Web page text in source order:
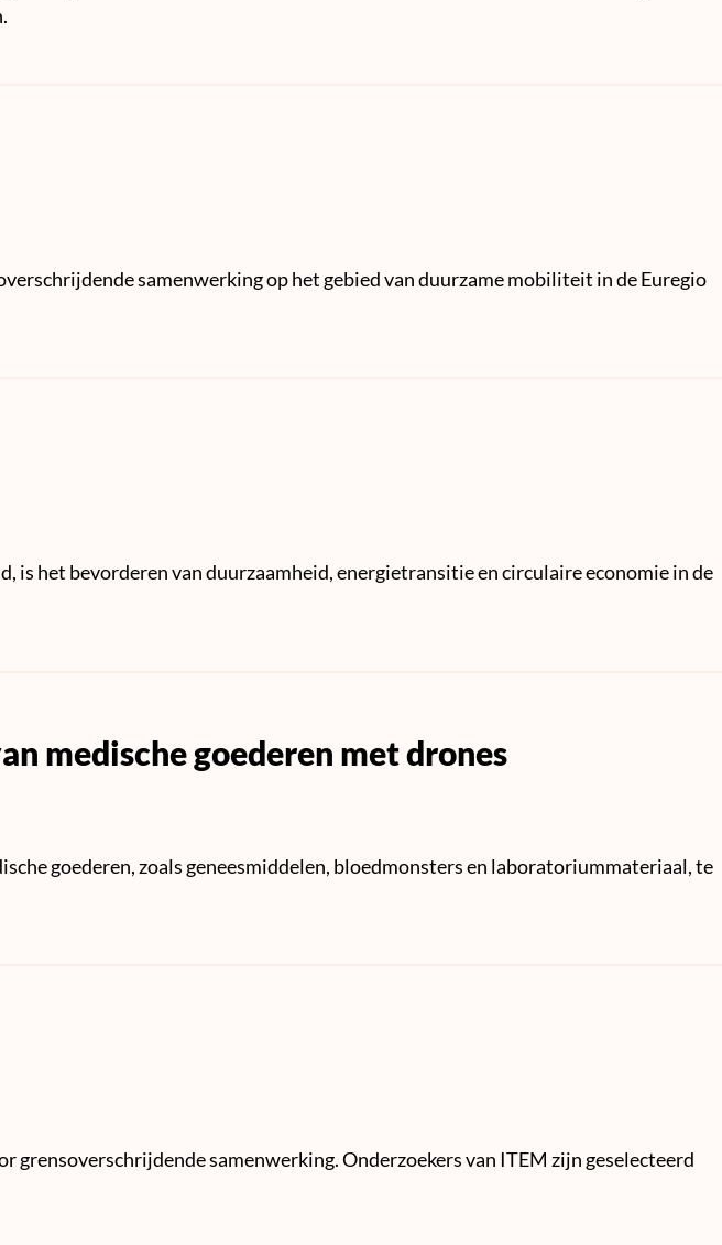
samenwerking op het gebied van duurzame mobiliteit in de Euregio
is het bevorderen van duurzaamheid, energietransitie en circulaire economie in de
medische goederen met drones
goederen, zoals geneesmiddelen, bloedmonsters en laboratoriummateriaal, te
samenwerking. Onderzoekers van ITEM zijn geselecteerd